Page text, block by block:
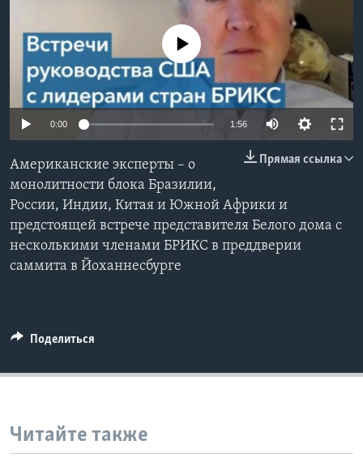
Learning English
СОЦИАЛЬНЫЕ СЕТИ
No media source currently available
0:00 1:56
Прямая ссылка
Американские эксперты – о
монолитности блока Бразилии,
России, Индии, Китая и Южной Африки и
предстоящей встрече представителя Белого дома с
несколькими членами БРИКС в преддверии
саммита в Йоханнесбурге
Поделиться
Читайте также